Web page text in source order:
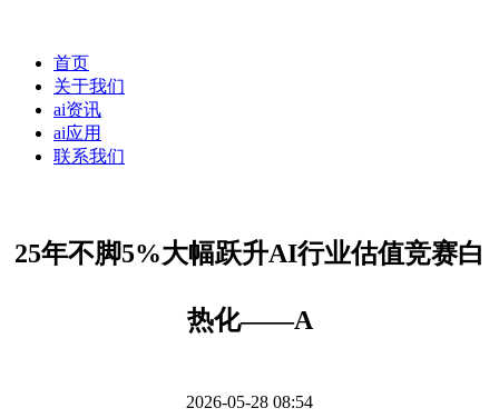
首页
关于我们
ai资讯
ai应用
联系我们
25年不脚5%大幅跃升AI行业估值竞赛白
热化——A
2026-05-28 08:54